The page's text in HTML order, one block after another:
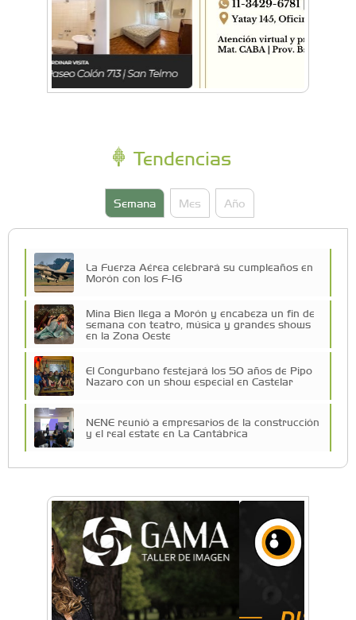
Tendencias
Semana Mes Año
La Fuerza Aérea celebrará su cumpleaños en
Morón con los F-16
Mina Bien llega a Morón y encabeza un fin de
semana con teatro, música y grandes shows
en la Zona Oeste
El Congurbano festejará los 50 años de Pipo
Nazaro con un show especial en Castelar
NENE reunió a empresarios de la construcción
y el real estate en La Cantábrica
Una compañía teatral de Castelar competirá
por el Premio FEBA Cultura
La primera vez que Eva Perón voló en avión lo
hizo desde Morón